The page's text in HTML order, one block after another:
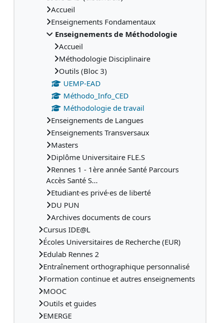
Accueil
Enseignements Fondamentaux
Enseignements de Méthodologie
Accueil
Méthodologie Disciplinaire
Outils (Bloc 3)
UEMP-EAD
Méthodo_Info_CED
Méthodologie de travail
Enseignements de Langues
Enseignements Transversaux
Masters
Diplôme Universitaire FLE.S
Rennes 1 - 1ère année Santé Parcours
Accès Santé S...
Etudiant·es privé·es de liberté
DU PUN
Archives documents de cours
Cursus IDE@L
Écoles Universitaires de Recherche (EUR)
Edulab Rennes 2
Entraînement orthographique personnalisé
Formation continue et autres enseignements
MOOC
Outils et guides
EMERGE